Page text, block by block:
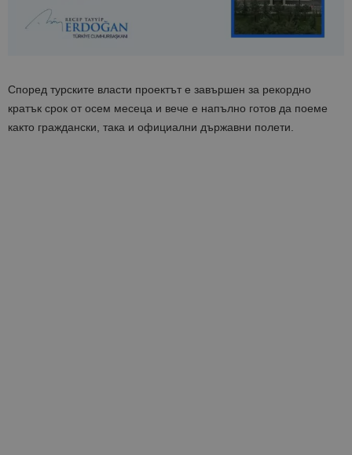
Според турските власти проектът е завършен за рекордно
кратък срок от осем месеца и вече е напълно готов да поеме
както граждански, така и официални държавни полети.